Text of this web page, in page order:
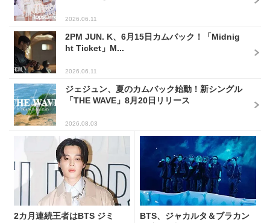
2026.06.11
2PM JUN. K、6月15日カムバック！「Midnig
ht Ticket」M...
2026.06.11
ジェジュン、夏のカムバック始動！新シングル
「THE WAVE」8月20日リリース
2026.08.03
2カ月連続王者はBTS ジミ
BTS、ジャカルタ＆ブラカン